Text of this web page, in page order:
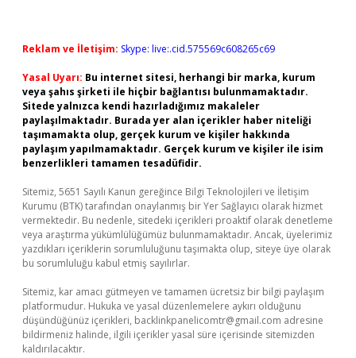
Reklam ve İletişim: Skype: live:.cid.575569c608265c69
Yasal Uyarı: Bu internet sitesi, herhangi bir marka, kurum
veya şahıs şirketi ile hiçbir bağlantısı bulunmamaktadır.
Sitede yalnızca kendi hazırladığımız makaleler
paylaşılmaktadır. Burada yer alan içerikler haber niteliği
taşımamakta olup, gerçek kurum ve kişiler hakkında
paylaşım yapılmamaktadır. Gerçek kurum ve kişiler ile isim
benzerlikleri tamamen tesadüfidir.
Sitemiz, 5651 Sayılı Kanun gereğince Bilgi Teknolojileri ve İletişim
Kurumu (BTK) tarafından onaylanmış bir Yer Sağlayıcı olarak hizmet
vermektedir. Bu nedenle, sitedeki içerikleri proaktif olarak denetleme
veya araştırma yükümlülüğümüz bulunmamaktadır. Ancak, üyelerimiz
yazdıkları içeriklerin sorumluluğunu taşımakta olup, siteye üye olarak
bu sorumluluğu kabul etmiş sayılırlar.
Sitemiz, kar amacı gütmeyen ve tamamen ücretsiz bir bilgi paylaşım
platformudur. Hukuka ve yasal düzenlemelere aykırı olduğunu
düşündüğünüz içerikleri, backlinkpanelicomtr@gmail.com adresine
bildirmeniz halinde, ilgili içerikler yasal süre içerisinde sitemizden
kaldırılacaktır.